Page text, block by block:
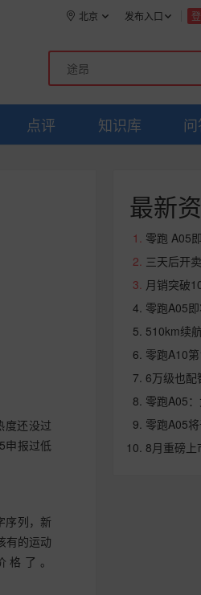
发布入口
北京
点评 知识库
度还没过
申报过低
序列，新
有的运动
了。
最新
零跑A10
零跑A05
8月重磅上